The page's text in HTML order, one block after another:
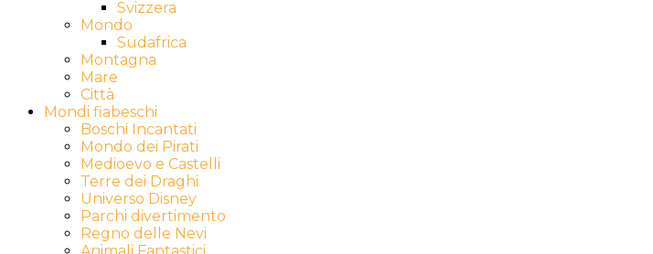
Svizzera
Mondo
Sudafrica
Montagna
Mare
Città
Mondi fiabeschi
Boschi Incantati
Mondo dei Pirati
Medioevo e Castelli
Terre dei Draghi
Universo Disney
Parchi divertimento
Regno delle Nevi